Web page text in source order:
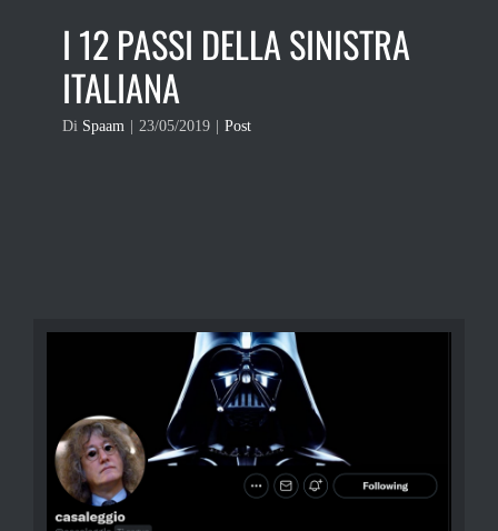
I 12 PASSI DELLA SINISTRA
ITALIANA
Di Spaam | 23/05/2019 | Post